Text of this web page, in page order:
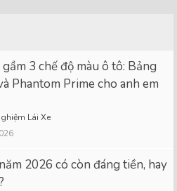
3 chế độ màu ô tô: Bảng
Phantom Prime cho anh em
Lái Xe
2026 có còn đáng tiền, hay